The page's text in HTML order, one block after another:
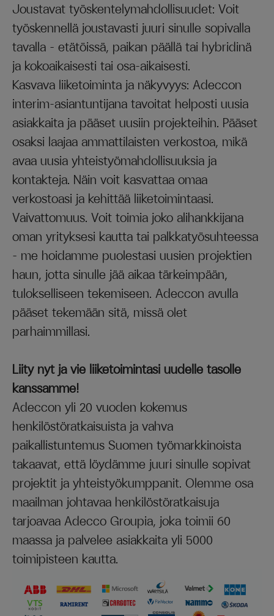
Joustavat työskentelymahdollisuudet: Voit
työskennellä joustavasti juuri sinulle sopivalla
tavalla – etätöissä, paikan päällä tai hybridinä
ja kokoaikaisesti tai osa-aikaisesti.
Kasvava liiketoiminta ja näkyvyys: Adeccon
interim-asiantuntijana tavoitat helposti uusia
asiakkaita ja pääset uusiin projekteihin. Pääset
osaksi laajaa ammattilaisten verkostoa, mikä
avaa uusia yhteistyömahdollisuuksia ja
kontakteja. Näin voit kasvattaa omaa
verkostoasi ja kehittää liiketoimintaasi.
Vaivattomuus. Voit toimia joko alihankkijana
oman yrityksesi kautta tai palkkatyösuhteessa
– me hoidamme puolestasi uusien projektien
haun, jotta sinulle jää aikaa tärkeimpään,
tulokselliseen tekemiseen. Adeccon avulla
pääset tekemään sitä, missä olet
parhaimmillasi.
Liity nyt ja vie liiketoimintasi uudelle tasolle
kanssamme!
Adeccon yli 20 vuoden kokemus
henkilöstöratkaisuista ja vahva
paikallistuntemus Suomen työmarkkinoista
takaavat, että löydämme juuri sinulle sopivat
projektit ja yhteistyökumppanit. Olemme osa
maailman johtavaa henkilöstöratkaisuja
tarjoavaa Adecco Groupia, joka toimii 60
maassa ja palvelee asiakkaita yli 5000
toimipisteen kautta.